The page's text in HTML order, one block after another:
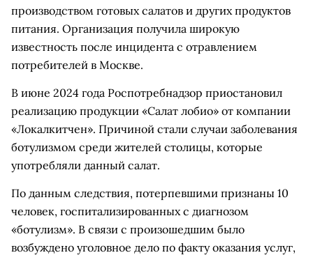
производством готовых салатов и других продуктов
питания. Организация получила широкую
известность после инцидента с отравлением
потребителей в Москве.
В июне 2024 года Роспотребнадзор приостановил
реализацию продукции «Салат лобио» от компании
«Локалкитчен». Причиной стали случаи заболевания
ботулизмом среди жителей столицы, которые
употребляли данный салат.
По данным следствия, потерпевшими признаны 10
человек, госпитализированных с диагнозом
«ботулизм». В связи с произошедшим было
возбуждено уголовное дело по факту оказания услуг,